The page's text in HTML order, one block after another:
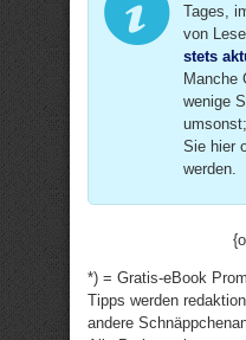
Tages,
von
stets
Manche
wenige
Sie hier
werden.
*) = Gratis-eBook
Tipps werden
andere